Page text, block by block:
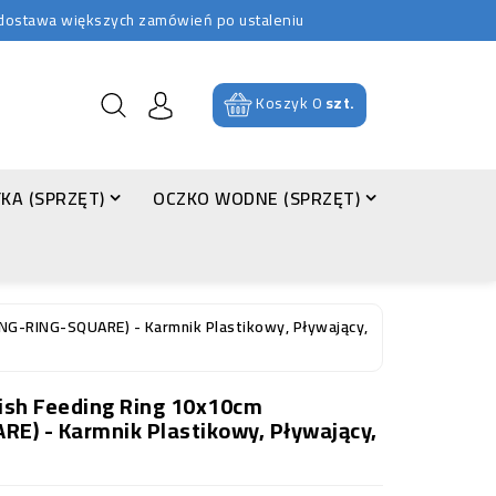
większych zamówień po ustaleniu
Koszyk0szt.
(SPRZĘT)
OCZKO WODNE (SPRZĘT)
RING-SQUARE) - Karmnik Plastikowy, Pływający,
Feeding Ring 10x10cm
- Karmnik Plastikowy, Pływający,